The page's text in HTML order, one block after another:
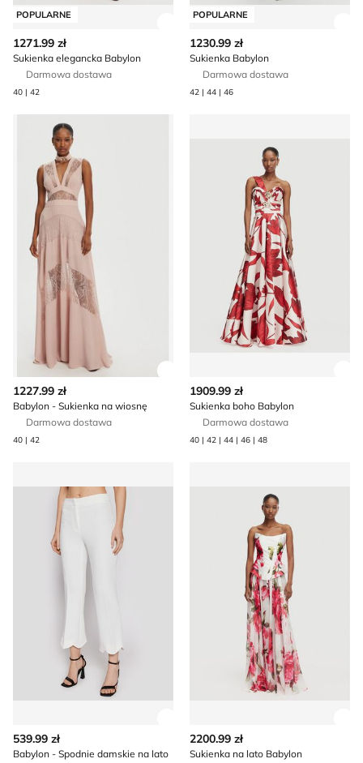
POPULARNE
1271.99 zł
Sukienka elegancka Babylon
Darmowa dostawa
40 | 42
POPULARNE
1230.99 zł
Sukienka Babylon
Darmowa dostawa
42 | 44 | 46
Babylon - Sukienka na wiosnę
1227.99 zł
Babylon - Sukienka na wiosnę
Darmowa dostawa
40 | 42
1909.99 zł
Sukienka boho Babylon
Darmowa dostawa
40 | 42 | 44 | 46 | 48
539.99 zł
Babylon - Spodnie damskie na lato
2200.99 zł
Sukienka na lato Babylon